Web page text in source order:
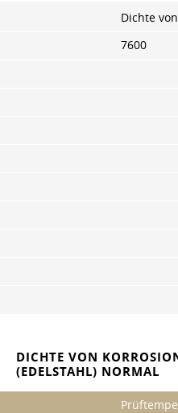
Dichte von
7600
DICHTE VON
(EDELSTAHL) NORMAL